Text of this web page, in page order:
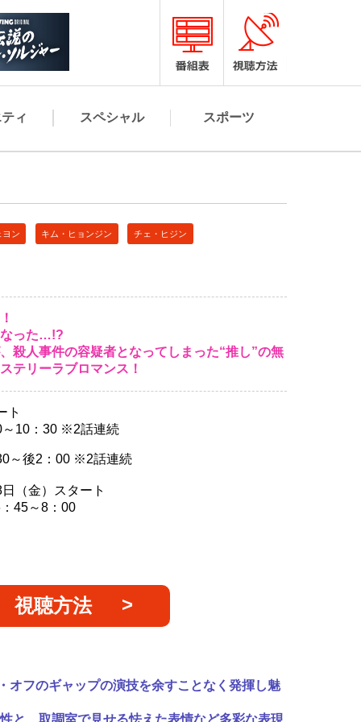
ィ スペシャル スポーツ
ヨン キム・ヒョンジン チェ・ヒジン
なった…!?
殺人事件の容疑者となってしまった“推し”の無
テリーラブロマンス！
ト
～10：30 ※2話連続
～後2：00 ※2話連続
（金）スタート
45～8：00
視聴方法
オフのギャップの演技を余すことなく発揮し魅
と、取調室で見せる怯えた表情など多彩な表現